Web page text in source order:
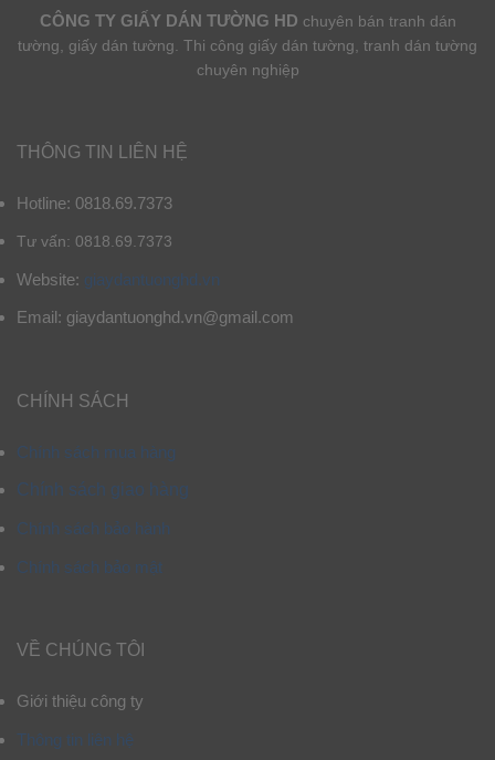
CÔNG TY GIẤY DÁN TƯỜNG HD chuyên bán tranh dán
tường, giấy dán tường. Thi công giấy dán tường, tranh dán tường
chuyên nghiệp
THÔNG TIN LIÊN HỆ
Hotline: 0818.69.7373
Tư vấn: 0818.69.7373
Website: giaydantuonghd.vn
Email: giaydantuonghd.vn@gmail.com
CHÍNH SÁCH
Chính sách mua hàng
Chính sách giao hàng
Chính sách bảo hành
Chính sách bảo mật
VỀ CHÚNG TÔI
Giới thiệu công ty
Thông tin liên hệ